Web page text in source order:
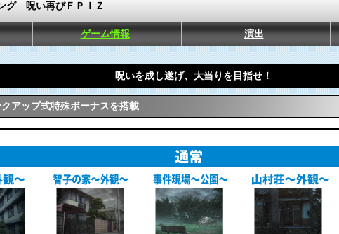
グ 呪い再びＦＰＩＺ
ゲーム情報 演出
呪いを成し遂げ、大当りを目指せ！
アップ式特殊ボーナスを搭載